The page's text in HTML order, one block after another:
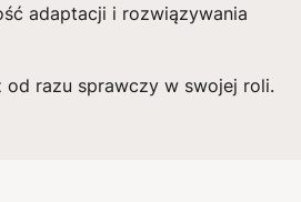
adaptacji i rozwiązywania
od razu sprawczy w swojej roli.